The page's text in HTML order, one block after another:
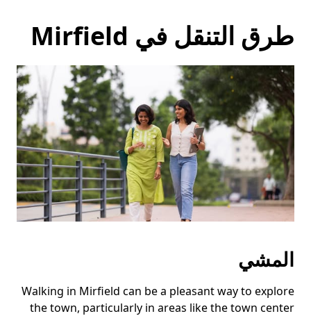
طرق التنقل في Mirfield
المشي
Walking in Mirfield can be a pleasant way to explore
the town, particularly in areas like the town center